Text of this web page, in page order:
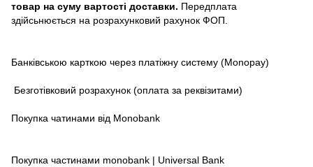
товар на суму вартості доставки. Передплата
здійсьнюється на розрахунковий рахунок ФОП.
Банківською карткою через платіжну систему (Monopay)
Безготівковий розрахунок (оплата за реквізитами)
Покупка чатинами від Monobank
Покупка частинами monobank | Universal Bank